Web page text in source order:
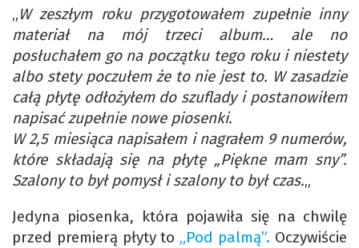
„W zeszłym roku przygotowałem zupełnie inny
materiał na mój trzeci album… ale no
posłuchałem go na początku tego roku i niestety
albo stety poczułem że to nie jest to. W zasadzie
całą płytę odłożyłem do szuflady i postanowiłem
napisać zupełnie nowe piosenki.
W 2,5 miesiąca napisałem i nagrałem 9 numerów,
które składają się na płytę „Piękne mam sny”.
Szalony to był pomysł i szalony to był czas.„
Jedyna piosenka, która pojawiła się na chwilę
przed premierą płyty to „Pod palmą”. Oczywiście